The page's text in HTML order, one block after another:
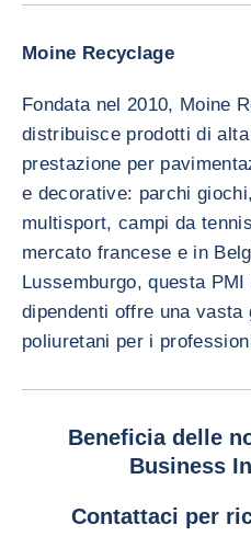
Moine Recyclage
Fondata nel 2010, Moine
distribuisce prodotti di
prestazione per
e decorative: parchi
multisport, campi da
mercato francese e in
Lussemburgo, questa
dipendenti offre una
poliuretani per i
Beneficia delle
Business
Contattaci per